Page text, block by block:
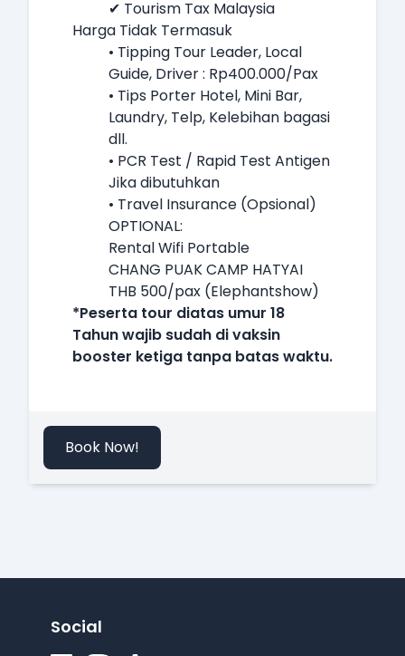
✔ Tourism Tax Malaysia
Harga Tidak Termasuk
• Tipping Tour Leader, Local
Guide, Driver : Rp400.000/Pax
• Tips Porter Hotel, Mini Bar,
Laundry, Telp, Kelebihan bagasi
dll.
• PCR Test / Rapid Test Antigen
Jika dibutuhkan
• Travel Insurance (Opsional)
OPTIONAL:
Rental Wifi Portable
CHANG PUAK CAMP HATYAI
THB 500/pax (Elephantshow)
*Peserta tour diatas umur 18
Tahun wajib sudah di vaksin
booster ketiga tanpa batas waktu.
Book Now!
Social